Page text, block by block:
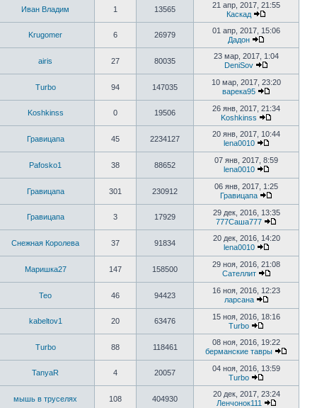
Иван Владим 1 13565
21 апр, 2017, 21:55
Каскад
Krugomer 6 26979
01 апр, 2017, 15:06
Дадон
airis 27 80035
23 мар, 2017, 1:04
DeniSov
Turbo 94 147035
10 мар, 2017, 23:20
варека95
Koshkinss 0 19506
26 янв, 2017, 21:34
Koshkinss
Гравицапа 45 2234127
20 янв, 2017, 10:44
lena0010
Pafosko1 38 88652
07 янв, 2017, 8:59
lena0010
Гравицапа 301 230912
06 янв, 2017, 1:25
Гравицапа
Гравицапа 3 17929
29 дек, 2016, 13:35
777Саша777
Снежная Королева 37 91834
20 дек, 2016, 14:20
lena0010
Маришка27 147 158500
29 ноя, 2016, 21:08
Сателлит
Тео 46 94423
16 ноя, 2016, 12:23
ларсана
kabeltov1 20 63476
15 ноя, 2016, 18:16
Turbo
Turbo 88 118461
08 ноя, 2016, 19:22
берманские тавры
TanyaR 4 20057
04 ноя, 2016, 13:59
Turbo
мышь в труселях 108 404930
20 дек, 2017, 23:24
Ленчонок111